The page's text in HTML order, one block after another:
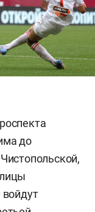
до
войдут